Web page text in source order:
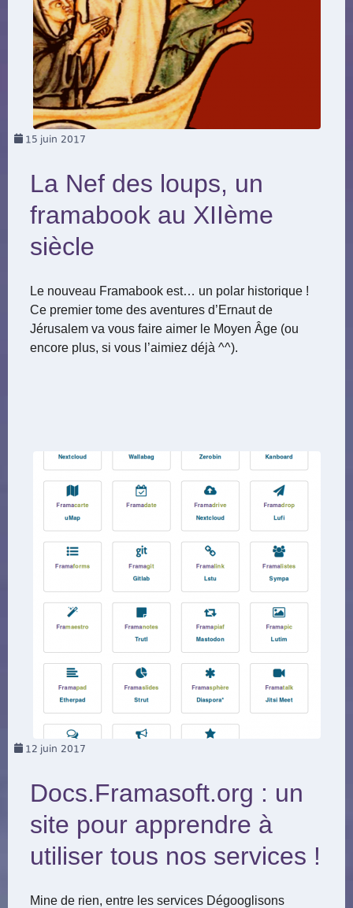
15 juin 2017
La Nef des loups, un
framabook au XIIème
siècle
Le nouveau Framabook est… un polar historique !
Ce premier tome des aventures d’Ernaut de
Jérusalem va vous faire aimer le Moyen Âge (ou
encore plus, si vous l’aimiez déjà ^^).
12 juin 2017
Docs.Framasoft.org : un
site pour apprendre à
utiliser tous nos services !
Mine de rien, entre les services Dégooglisons